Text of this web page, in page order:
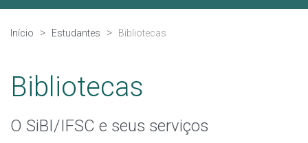
Horário de funcionamento
Portal Capes
Capacitações Online
Início Estudantes Bibliotecas
Bibliotecas
O SiBI/IFSC e seus serviços